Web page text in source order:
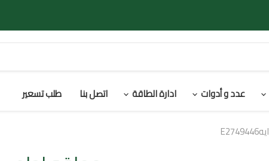
عدد و أدوات ادارة الطاقة اتصل بنا طلب تسعير